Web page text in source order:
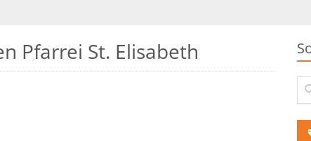
Pfarrei St. Elisabeth